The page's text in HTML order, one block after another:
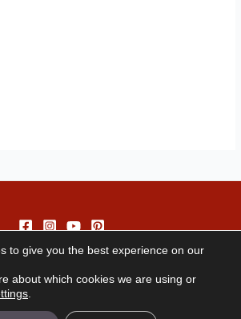
© 2026 andando
to give you the best experience on our
about which cookies we are using or